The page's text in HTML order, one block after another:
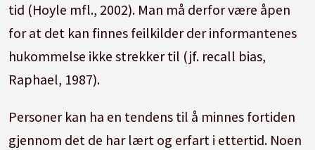
tid (Hoyle mfl., 2002). Man må derfor være åpen
for at det kan finnes feilkilder der informantenes
hukommelse ikke strekker til (jf. recall bias,
Raphael, 1987).
Personer kan ha en tendens til å minnes fortiden
gjennom det de har lært og erfart i ettertid. Noen